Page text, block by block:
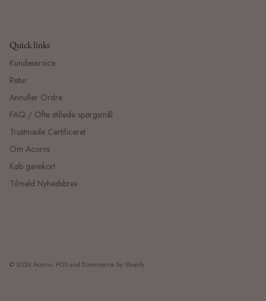
Quick links
Kundeservice
Retur
Annuller Ordre
FAQ / Ofte stillede spørgsmål
Trustmade Certificeret
Om Acorns
Køb gavekort
Tilmeld Nyhedsbrev
© 2026 Acorns. POS and Ecommerce by Shopify